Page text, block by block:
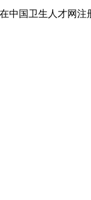
国卫生人才网注